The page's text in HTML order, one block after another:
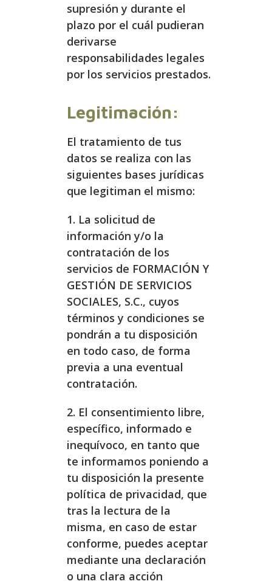
supresión y durante el
plazo por el cuál pudieran
derivarse
responsabilidades legales
por los servicios prestados.
Legitimación:
El tratamiento de tus
datos se realiza con las
siguientes bases jurídicas
que legitiman el mismo:
1. La solicitud de
información y/o la
contratación de los
servicios de FORMACIÓN Y
GESTIÓN DE SERVICIOS
SOCIALES, S.C., cuyos
términos y condiciones se
pondrán a tu disposición
en todo caso, de forma
previa a una eventual
contratación.
2. El consentimiento libre,
específico, informado e
inequívoco, en tanto que
te informamos poniendo a
tu disposición la presente
política de privacidad, que
tras la lectura de la
misma, en caso de estar
conforme, puedes aceptar
mediante una declaración
o una clara acción